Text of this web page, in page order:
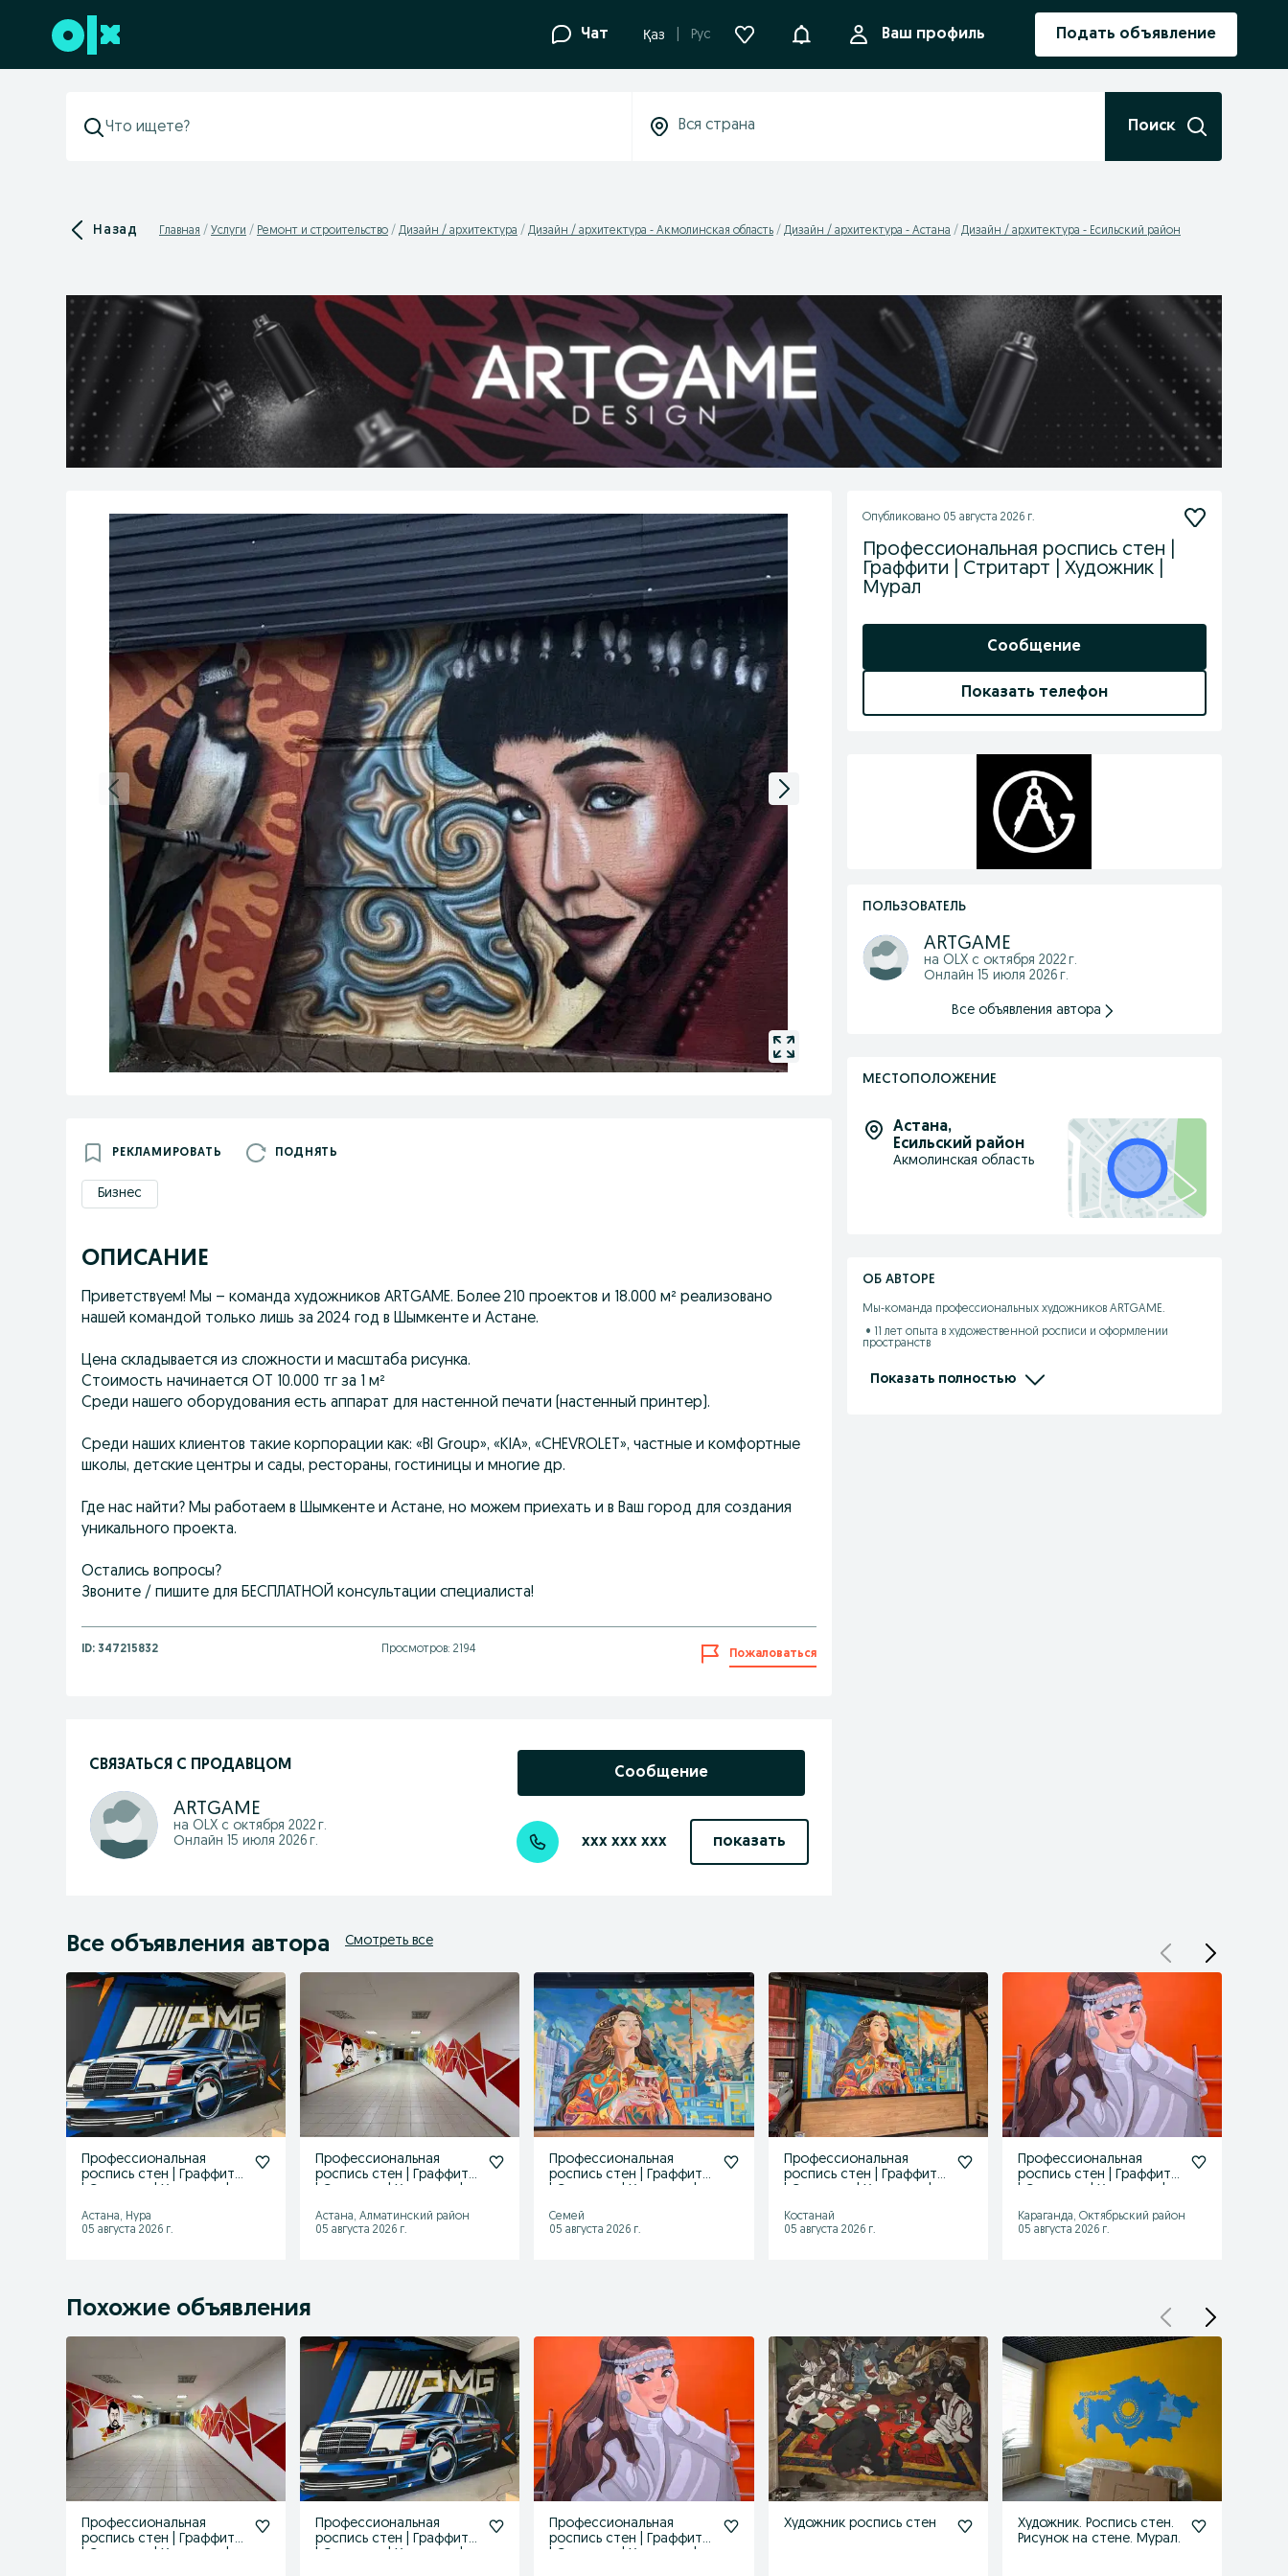
Перейти к нижнему колонтитулу Чат Қаз Рус УведомленияВаш профиль Подать объявление
Поиск
Назад Главная Услуги Ремонт и строительство Дизайн / архитектура Дизайн / архитектура - Акмолинская область Дизайн / архитектура - Астана Дизайн / архитектура - Есильский район
РЕКЛАМИРОВАТЬ ПОДНЯТЬ
Бизнес
ОПИСАНИЕ
Приветствуем! Мы – команда художников ARTGAME. Бoлee 210 проектов и 18.000 м² реализовано
нашей командой только лишь за 2024 год в Шымкенте и Астане.
Цена складывается из сложности и масштаба рисунка.
Стоимость начинается ОТ 10.000 тг за 1 м²
Среди нашего оборудования есть аппарат для настенной печати (настенный принтер).
Среди наших клиентов такие корпорации как: «BI Group», «KIA», «CHEVROLET», частные и комфортные
школы, детские центры и сады, рестораны, гостиницы и многие др.
Где нас найти? Мы работаем в Шымкенте и Астане, но можем приехать и в Ваш город для создания
уникального проекта.
Остались вопросы?
Звоните / пишите для БЕСПЛАТНОЙ консультации специалиста!
ID: 347215832 Просмотров: 2194 Пожаловаться
СВЯЗАТЬСЯ С ПРОДАВЦОМ
ARTGAME
на OLX с октября 2022 г.
Онлайн 15 июля 2026 г.
Сообщение
xxx xxx xxx показать
Опубликовано 05 августа 2026 г.
Профессиональная роспись стен |
Граффити | Стритарт | Художник |
Мурал
Сообщение
Показать телефон
ПОЛЬЗОВАТЕЛЬ
ARTGAME
на OLX с октября 2022 г.
Онлайн 15 июля 2026 г.
Все объявления автора
МЕСТОПОЛОЖЕНИЕ
Астана,
Есильский район
Акмолинская область
ОБ АВТОРЕ
Мы-команда профессиональных художников ARTGAME.
пространств
Показать полностью
Все объявления автора Смотреть все
Профессиональная
роспись стен | Граффити
Астана, Нура
05 августа 2026 г.
Профессиональная
роспись стен | Граффити
Астана, Алматинский район
05 августа 2026 г.
Профессиональная
роспись стен | Граффити
Семей
05 августа 2026 г.
Профессиональная
роспись стен | Граффити
Костанай
05 августа 2026 г.
Профессиональная
роспись стен | Граффити
Караганда, Октябрьский район
05 августа 2026 г.
Похожие объявления
Профессиональная
роспись стен | Граффити
Профессиональная
роспись стен | Граффити
Профессиональная
роспись стен | Граффити
Художник роспись стен
Художник. Роспись стен.
Рисунок на стене. Мурал.